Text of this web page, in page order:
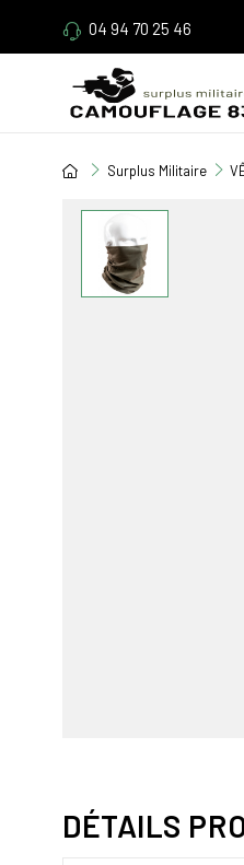
04 94 70 25 46
Surplus Militaire
DÉTAILS